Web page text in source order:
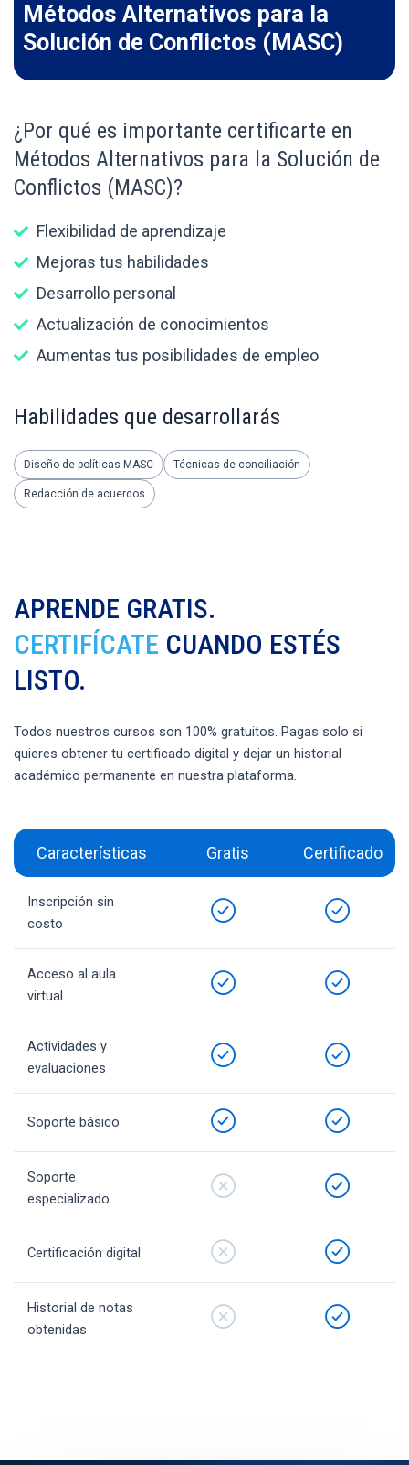
Métodos Alternativos para la
Solución de Conflictos (MASC)
¿Por qué es importante certificarte en
Métodos Alternativos para la Solución de
Conflictos (MASC)?
Flexibilidad de aprendizaje
Mejoras tus habilidades
Desarrollo personal
Actualización de conocimientos
Aumentas tus posibilidades de empleo
Habilidades que desarrollarás
Diseño de políticas MASC Técnicas de conciliación
Redacción de acuerdos
APRENDE GRATIS.
CERTIFÍCATE CUANDO ESTÉS
LISTO.
Todos nuestros cursos son 100% gratuitos. Pagas solo si
quieres obtener tu certificado digital y dejar un historial
académico permanente en nuestra plataforma.
Características Gratis Certificado
Inscripción sin
costo
Acceso al aula
virtual
Actividades y
evaluaciones
Soporte básico
Soporte
especializado
Certificación digital
Historial de notas
obtenidas